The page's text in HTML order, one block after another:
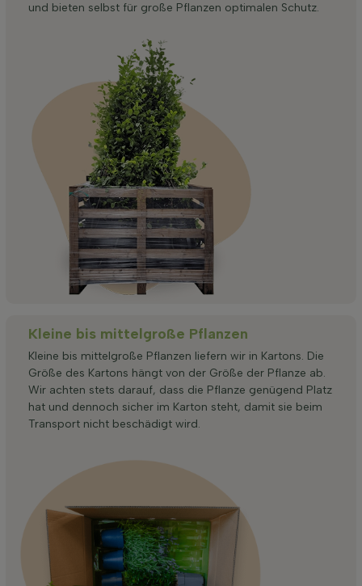
und bieten selbst für große Pflanzen optimalen Schutz.
Kleine bis mittelgroße Pflanzen
Kleine bis mittelgroße Pflanzen liefern wir in Kartons. Die
Größe des Kartons hängt von der Größe der Pflanze ab.
Wir achten stets darauf, dass die Pflanze genügend Platz
hat und dennoch sicher im Karton steht, damit sie beim
Transport nicht beschädigt wird.